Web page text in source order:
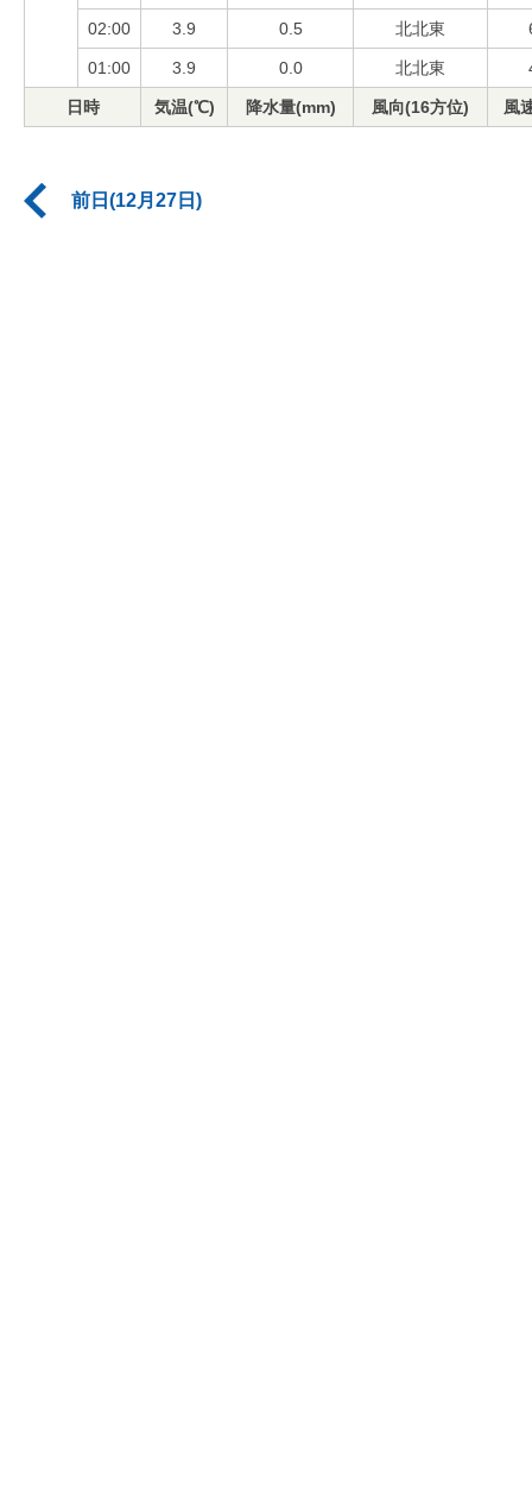
02:00 3.9 0.5 北北東
01:00 3.9 0.0 北北東
日時 気温(℃) 降水量(mm) 風向(16方位) 風
前日(12月27日)